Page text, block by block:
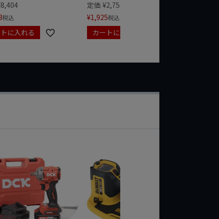
8,404
税込
に入れる
定価 ¥2,750
¥1,925税込
カートに入れる